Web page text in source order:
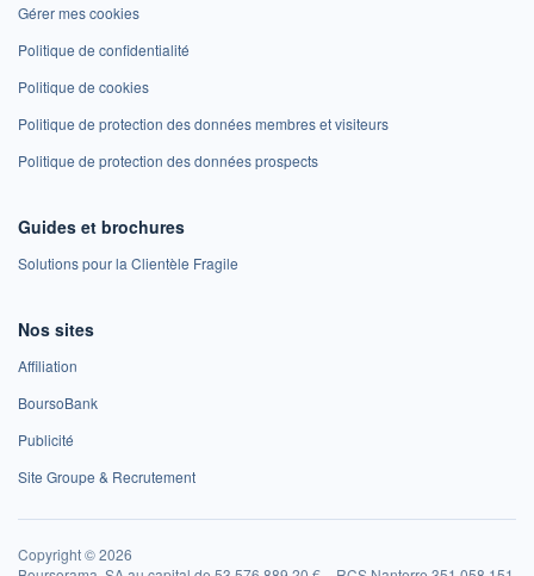
Gérer mes cookies
Politique de confidentialité
Politique de cookies
Politique de protection des données membres et visiteurs
Politique de protection des données prospects
Guides et brochures
Solutions pour la Clientèle Fragile
Nos sites
Affiliation
BoursoBank
Publicité
Site Groupe & Recrutement
Copyright © 2026